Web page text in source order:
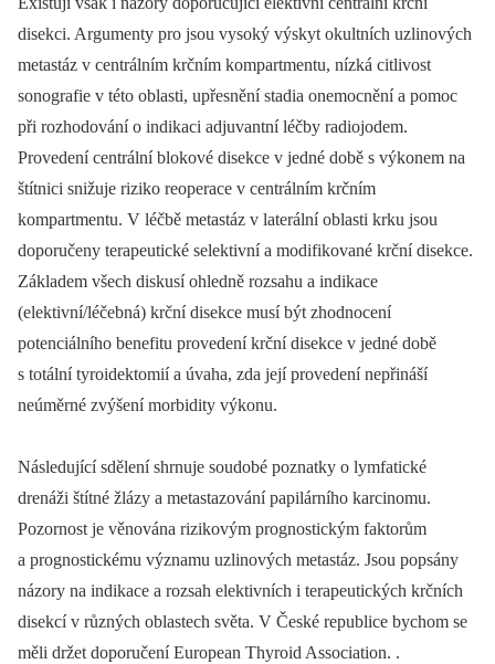
disekci. Argumenty pro jsou vysoký výskyt okultních uzlinových
metastáz v centrálním krčním kompartmentu, nízká citlivost
sonografie v této oblasti, upřesnění stadia onemocnění a pomoc
při rozhodování o indikaci adjuvantní léčby radiojodem.
Provedení centrální blokové disekce v jedné době s výkonem na
štítnici snižuje riziko reoperace v centrálním krčním
kompartmentu. V léčbě metastáz v laterální oblasti krku jsou
doporučeny terapeutické selektivní a modifikované krční disekce.
Základem všech diskusí ohledně rozsahu a indikace
(elektivní/léčebná) krční disekce musí být zhodnocení
potenciálního benefitu provedení krční disekce v jedné době
s totální tyroidektomií a úvaha, zda její provedení nepřináší
neúměrné zvýšení morbidity výkonu.
Následující sdělení shrnuje soudobé poznatky o lymfatické
drenáži štítné žlázy a metastazování papilárního karcinomu.
Pozornost je věnována rizikovým prognostickým faktorům
a prognostickému významu uzlinových metastáz. Jsou popsány
názory na indikace a rozsah elektivních i terapeutických krčních
disekcí v různých oblastech světa. V České republice bychom se
měli držet doporučení European Thyroid Association. .